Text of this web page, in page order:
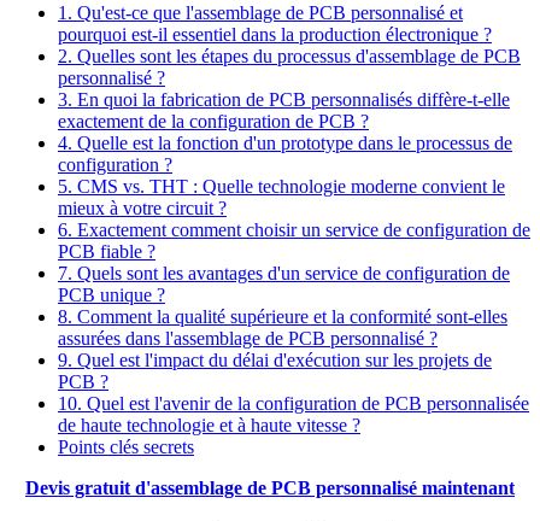
1. Qu'est-ce que l'assemblage de PCB personnalisé et
pourquoi est-il essentiel dans la production électronique ?
2. Quelles sont les étapes du processus d'assemblage de PCB
personnalisé ?
3. En quoi la fabrication de PCB personnalisés diffère-t-elle
exactement de la configuration de PCB ?
4. Quelle est la fonction d'un prototype dans le processus de
configuration ?
5. CMS vs. THT : Quelle technologie moderne convient le
mieux à votre circuit ?
6. Exactement comment choisir un service de configuration de
PCB fiable ?
7. Quels sont les avantages d'un service de configuration de
PCB unique ?
8. Comment la qualité supérieure et la conformité sont-elles
assurées dans l'assemblage de PCB personnalisé ?
9. Quel est l'impact du délai d'exécution sur les projets de
PCB ?
10. Quel est l'avenir de la configuration de PCB personnalisée
de haute technologie et à haute vitesse ?
Points clés secrets
Devis gratuit d'assemblage de PCB personnalisé maintenant